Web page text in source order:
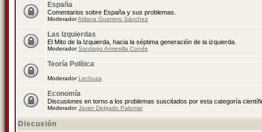
España
Comentarios sobre España y sus problemas.
ModeradorAtilana Guerrero Sánchez
Las Izquierdas
El Mito de la Izquierda, hacia la séptima generación de la izquierda.
ModeradorSantiago Armesilla Conde
Teoría Política
ModeradorLechuza
Economía
Discusiones en torno a los problemas suscitados por esta categoría
ModeradorJavier Delgado Palomar
Discusión